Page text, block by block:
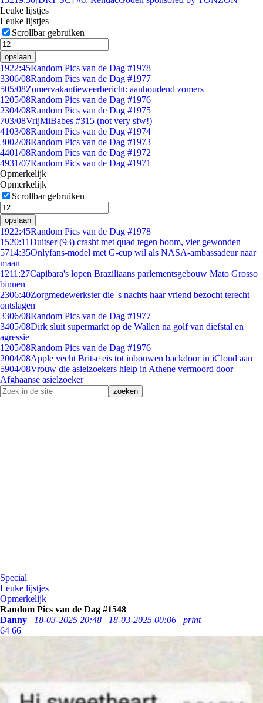
Leuke lijstjes
Leuke lijstjes
Scrollbar gebruiken
opslaan
1922:45Random Pics van de Dag #1978
3306/08Random Pics van de Dag #1977
505/08Zomervakantieweerbericht: aanhoudend zomers
1205/08Random Pics van de Dag #1976
2304/08Random Pics van de Dag #1975
703/08VrijMiBabes #315 (not very sfw!)
4103/08Random Pics van de Dag #1974
3002/08Random Pics van de Dag #1973
4401/08Random Pics van de Dag #1972
4931/07Random Pics van de Dag #1971
Opmerkelijk
Opmerkelijk
Scrollbar gebruiken
opslaan
1922:45Random Pics van de Dag #1978
1520:11Duitser (93) crasht met quad tegen boom, vier gewonden
5714:35Onlyfans-model met G-cup wil als NASA-ambassadeur naar
maan
1211:27Capibara's lopen Braziliaans parlementsgebouw Mato Grosso
binnen
2306:40Zorgmedewerkster die 's nachts haar vriend bezocht terecht
ontslagen
3306/08Random Pics van de Dag #1977
3405/08Dirk sluit supermarkt op de Wallen na golf van diefstal en
agressie
1205/08Random Pics van de Dag #1976
2004/08Apple vecht Britse eis tot inbouwen backdoor in iCloud aan
5904/08Vrouw die asielzoekers hielp in Athene vermoord door
Afghaanse asielzoeker
Special
Leuke lijstjes
Opmerkelijk
Random Pics van de Dag #1548
Danny
18-03-2025 20:48 18-03-2025 00:06
print
64 66